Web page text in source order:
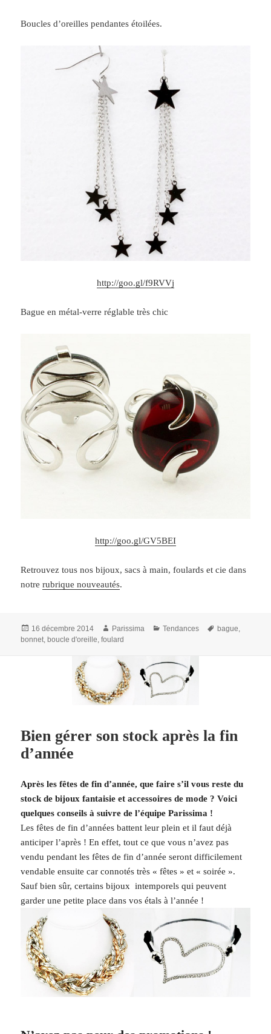
Boucles d’oreilles pendantes étoilées.
http://goo.gl/f9RVVj
Bague en métal-verre réglable très chic
http://goo.gl/GV5BEI
Retrouvez tous nos bijoux, sacs à main, foulards et cie dans
notrerubrique nouveautés.
Publié
le
16 décembre 2014 Auteur
Parissima Catégories
Tendances
Mots-
bague
bonnet ,boucle d'oreille ,foulard
Bien gérer son stock après la fin
d’année
Après les fêtes de fin d’année, que faire s’il vous reste du
stock de bijoux fantaisie et accessoires de mode ? Voici
quelques conseils à suivre de l’équipe Parissima !
Les fêtes de fin d’années battent leur plein et il faut déjà
anticiper l’après ! En effet, tout ce que vous n’avez pas
vendu pendant les fêtes de fin d’année seront difficilement
vendable ensuite car connotés très « fêtes » et « soirée ».
Sauf bien sûr, certains bijoux intemporels qui peuvent
garder une petite place dans vos étals à l’année !